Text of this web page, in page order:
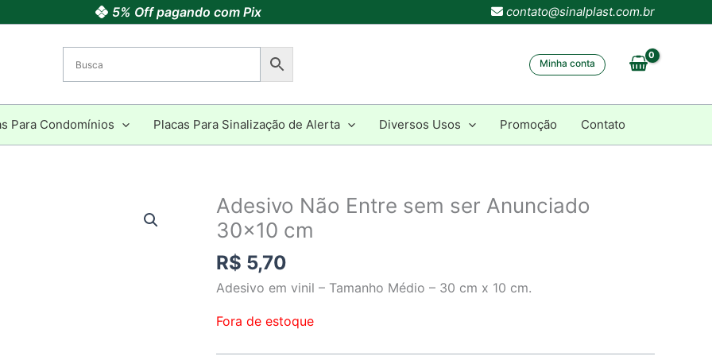
5% Off pagando com Pix contato@sinalplast.com.br
Minha conta
Para Condomínios Placas Para Sinalização de Alerta Diversos Usos Promoção Contato
Adesivo Não Entre sem ser Anunciado
30×10 cm
R$ 5,70
Adesivo em vinil – Tamanho Médio – 30 cm x 10 cm.
Fora de estoque